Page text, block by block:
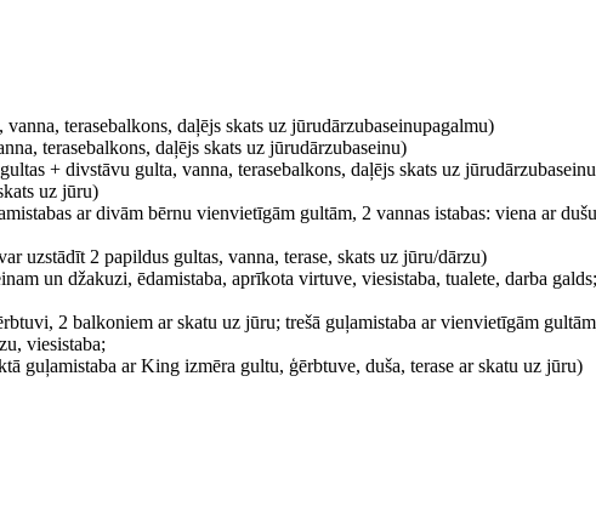
terasebalkons, daļējs skats uz jūrudārzubaseinupagalmu)
terasebalkons, daļējs skats uz jūrudārzubaseinu)
+ divstāvu gulta, vanna, terasebalkons, daļējs skats uz
uz jūru)
ar divām bērnu vienvietīgām gultām, 2 vannas istabas: viena ar
uzstādīt 2 papildus gultas, vanna, terase, skats uz jūru/dārzu)
un džakuzi, ēdamistaba, aprīkota virtuve, viesistaba, tualete, darba
2 balkoniem ar skatu uz jūru; trešā guļamistaba ar vienvietīgām
viesistaba;
guļamistaba ar King izmēra gultu, ģērbtuve, duša, terase ar skatu uz jūru)